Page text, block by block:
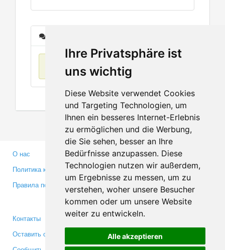
Ihre Privatsphäre ist
uns wichtig
Diese Website verwendet Cookies
und Targeting Technologien, um
Ihnen ein besseres Internet-Erlebnis
zu ermöglichen und die Werbung,
die Sie sehen, besser an Ihre
Bedürfnisse anzupassen. Diese
Technologien nutzen wir außerdem,
um Ergebnisse zu messen, um zu
verstehen, woher unsere Besucher
kommen oder um unsere Website
weiter zu entwickeln.
Alle akzeptieren
О нас
Политика конфиденциальности
Правила пользования
Партнерам
Инвесторам
Медиа
Контакты
Оставить отзыв
Facebook
Twitter